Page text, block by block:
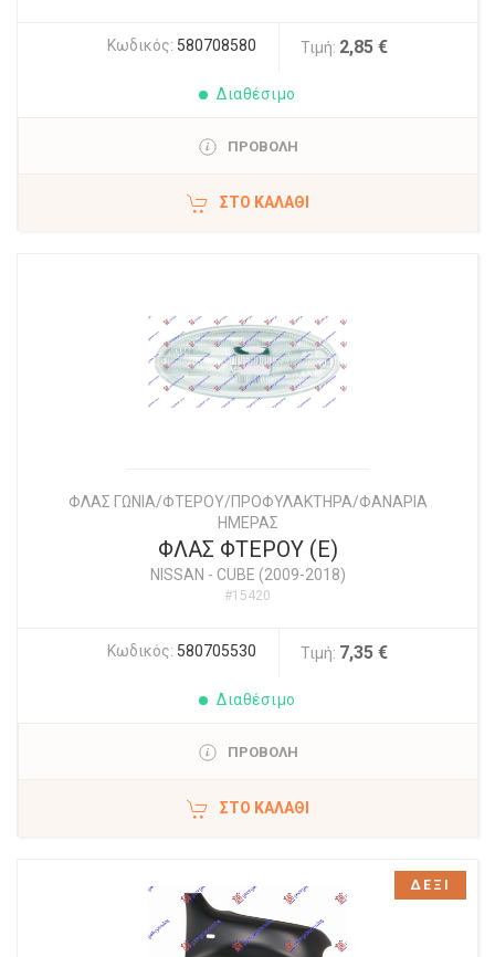
Κωδικός: 580708580 Τιμή: 2,85 €
Διαθέσιμο
ΠΡΟΒΟΛΗ
ΣΤΟ ΚΑΛΆΘΙ
ΦΛΑΣ ΓΩΝΙΑ/ΦΤΕΡΟΥ/ΠΡΟΦΥΛΑΚΤΗΡΑ/ΦΑΝΑΡΙΑ
ΗΜΕΡΑΣ
ΦΛΑΣ ΦΤΕΡΟΥ (Ε)
NISSAN - CUBE (2009-2018)
#15420
Κωδικός: 580705530 Τιμή: 7,35 €
Διαθέσιμο
ΠΡΟΒΟΛΗ
ΣΤΟ ΚΑΛΆΘΙ
ΔΕΞΙ